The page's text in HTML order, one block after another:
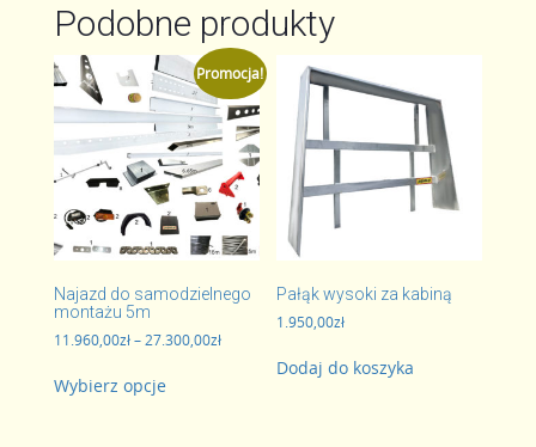
Podobne produkty
Promocja!
Najazd do samodzielnego
montażu 5m
11.960,00zł– 27.300,00złZakres
Wybierz opcjeprodukt
Pałąk wysoki za kabiną
1.950,00zł
Dodaj do koszyka